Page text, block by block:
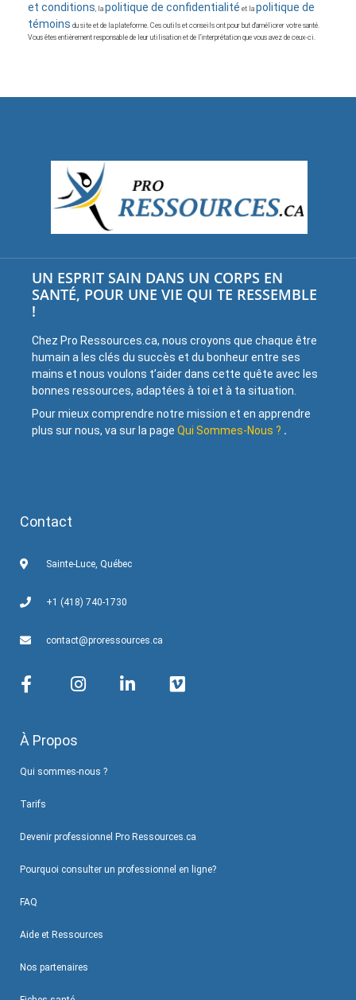
et conditions , la politique de confidentialité et la politique de
témoins du site et de la plateforme. Ces outils et conseils ont pour but d’améliorer votre santé.
Vous êtes entièrement responsable de leur utilisation et de l’interprétation que vous avez de ceux-ci.
UN ESPRIT SAIN DANS UN CORPS EN
SANTÉ, POUR UNE VIE QUI TE RESSEMBLE
!
Chez Pro Ressources.ca, nous croyons que chaque être
humain a les clés du succès et du bonheur entre ses
mains et nous voulons t’aider dans cette quête avec les
bonnes ressources, adaptées à toi et à ta situation.
Pour mieux comprendre notre mission et en apprendre
plus sur nous, va sur la page Qui Sommes-Nous ? .
Contact
Sainte-Luce, Québec
+1 (418) 740-1730
contact@proressources.ca
À Propos
Qui sommes-nous ?
Tarifs
Devenir professionnel Pro Ressources.ca
Pourquoi consulter un professionnel en ligne?
FAQ
Aide et Ressources
Nos partenaires